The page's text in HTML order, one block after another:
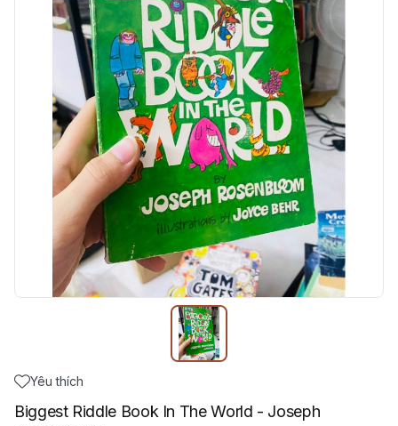
Yêu thích
Biggest Riddle Book In The World - Joseph